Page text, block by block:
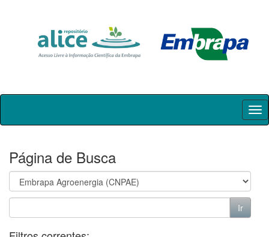
Skip
Página de Busca